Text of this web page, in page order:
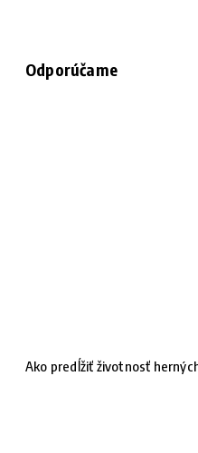
Odporúčame
Ako predĺžiť životnosť